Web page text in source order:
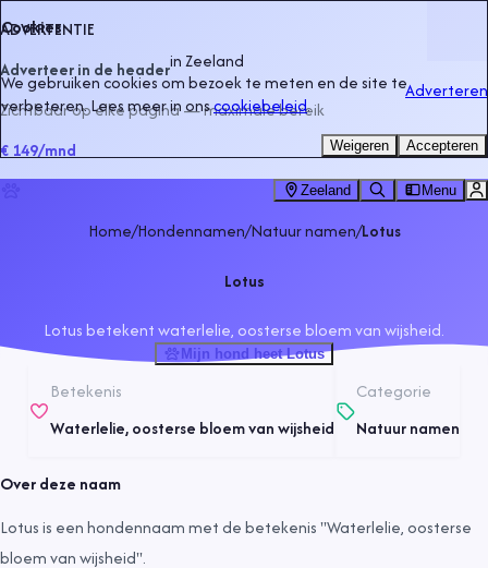
ADVERTENTIE
Adverteer in de headerinZeeland
Zichtbaar op elke pagina — maximale bereik
€ 149/mnd
Adverteren
Zeeland Menu
Home/Hondennamen/Natuur namen/Lotus
Lotus
Lotus betekent waterlelie, oosterse bloem van wijsheid.
Mijn hond heet Lotus
Betekenis
Waterlelie, oosterse bloem van wijsheid
Categorie
Natuur namen
Over deze naam
Lotus is een hondennaam met de betekenis "Waterlelie, oosterse
bloem van wijsheid".
Cookies
We gebruiken cookies om bezoek te meten en de site te
verbeteren. Lees meer in onscookiebeleid.
Weigeren Accepteren